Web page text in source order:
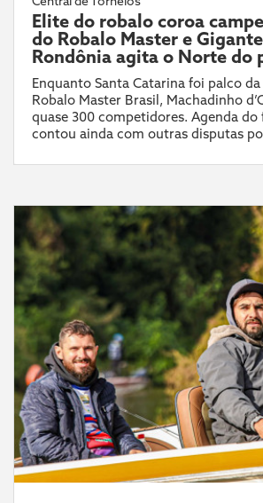
Elite do robalo coroa
do Robalo Master e
Rondônia agita o Norte do
Enquanto Santa Catarina foi palco
Robalo Master Brasil, Machadinho
quase 300 competidores. Agenda do
contou ainda com outras disputas